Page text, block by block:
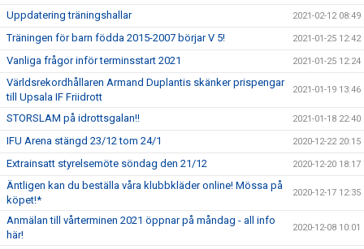
Uppdatering träningshallar 2021-02-12 08:49
Träningen för barn födda 2015-2007 börjar V 5! 2021-01-25 12:42
Vanliga frågor inför terminsstart 2021 2021-01-25 12:24
Världsrekordhållaren Armand Duplantis skänker prispengar
till Upsala IF Friidrott
2021-01-19 13:46
STORSLAM på idrottsgalan!! 2021-01-18 22:40
IFU Arena stängd 23/12 tom 24/1 2020-12-22 20:15
Extrainsatt styrelsemöte söndag den 21/12 2020-12-20 18:17
Äntligen kan du beställa våra klubbkläder online! Mössa på
köpet!*
2020-12-17 12:35
Anmälan till vårterminen 2021 öppnar på måndag - all info
här!
2020-12-08 10:01